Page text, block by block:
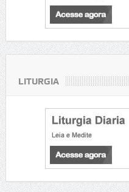
LITURGIA